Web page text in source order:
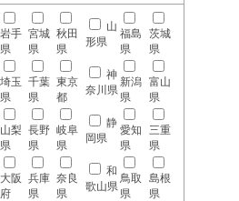
岩手
県
宮城
県
秋田
県
山
形県
福島
県
茨城
県
埼玉
県
千葉
県
東京
都
神
奈川県
新潟
県
富山
県
山梨
県
長野
県
岐阜
県
静
岡県
愛知
県
三重
県
大阪
府
兵庫
県
奈良
県
和
歌山県
鳥取
県
島根
県